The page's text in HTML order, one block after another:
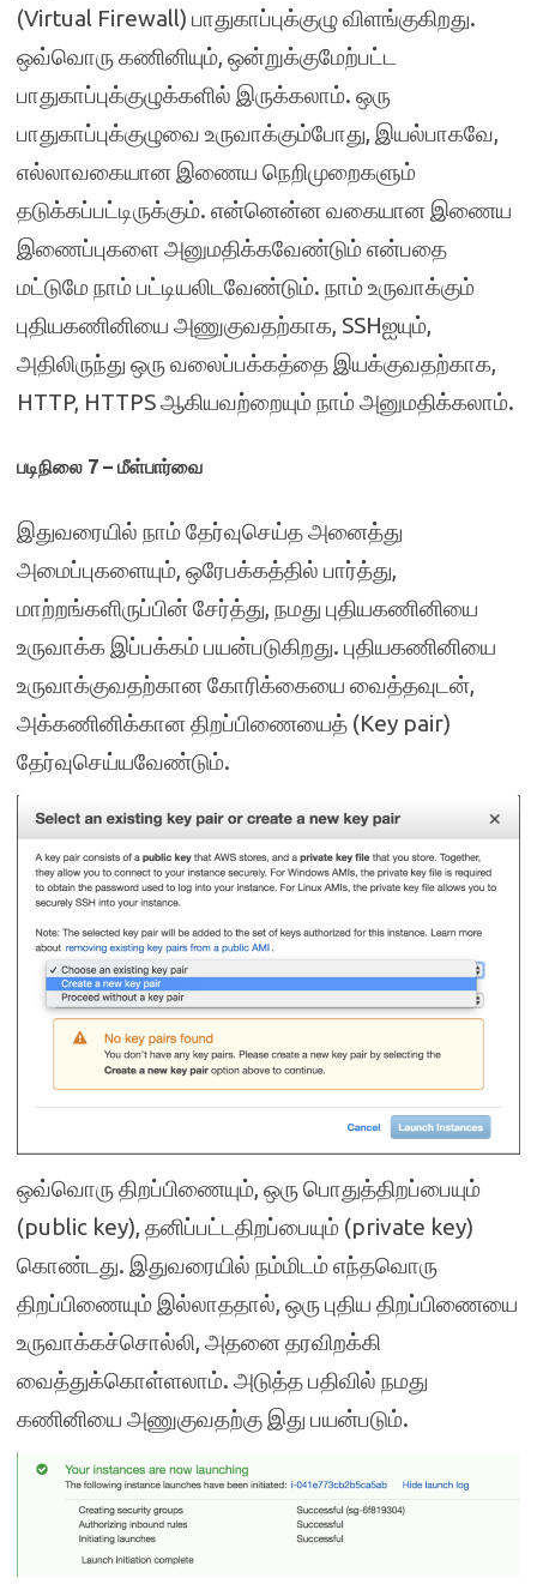
(Virtual Firewall) பாதுகாப்புக்குழு விளங்குகிறது.
ஒவ்வொரு கணினியும், ஒன்றுக்குமேற்பட்ட
பாதுகாப்புக்குழுக்களில் இருக்கலாம். ஒரு
பாதுகாப்புக்குழுவை உருவாக்கும்போது, இயல்பாகவே,
எல்லாவகையான இணைய நெறிமுறைகளும்
தடுக்கப்பட்டிருக்கும். என்னென்ன வகையான இணைய
இணைப்புகளை அனுமதிக்கவேண்டும் என்பதை
மட்டுமே நாம் பட்டியலிடவேண்டும். நாம் உருவாக்கும்
புதியகணினியை அணுகுவதற்காக, SSHஐயும்,
அதிலிருந்து ஒரு வலைப்பக்கத்தை இயக்குவதற்காக,
HTTP, HTTPS ஆகியவற்றையும் நாம் அனுமதிக்கலாம்.
படிநிலை 7 – மீள்பார்வை
இதுவரையில் நாம் தேர்வுசெய்த அனைத்து
அமைப்புகளையும், ஒரேபக்கத்தில் பார்த்து,
மாற்றங்களிருப்பின் சேர்த்து, நமது புதியகணினியை
உருவாக்க இப்பக்கம் பயன்படுகிறது. புதியகணினியை
உருவாக்குவதற்கான கோரிக்கையை வைத்தவுடன்,
அக்கணினிக்கான திறப்பிணையைத் (Key pair)
தேர்வுசெய்யவேண்டும்.
ஒவ்வொரு திறப்பிணையும், ஒரு பொதுத்திறப்பையும்
(public key), தனிப்பட்டதிறப்பையும் (private key)
கொண்டது. இதுவரையில் நம்மிடம் எந்தவொரு
திறப்பிணையும் இல்லாததால், ஒரு புதிய திறப்பிணையை
உருவாக்கச்சொல்லி, அதனை தரவிறக்கி
வைத்துக்கொள்ளலாம். அடுத்த பதிவில் நமது
கணினியை அணுகுவதற்கு இது பயன்படும்.